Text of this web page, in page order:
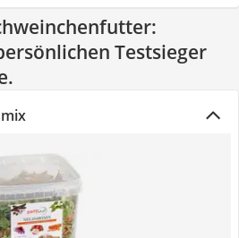
Testsieger